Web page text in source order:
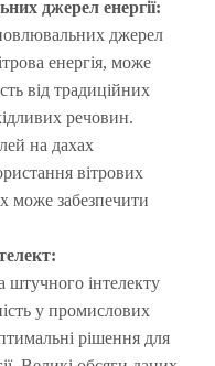
джерел енергії:
джерел
енергія, може
від традиційних
речовин.
на дахах
вітрових
може забезпечити
штучного інтелекту
у промислових
рішення для